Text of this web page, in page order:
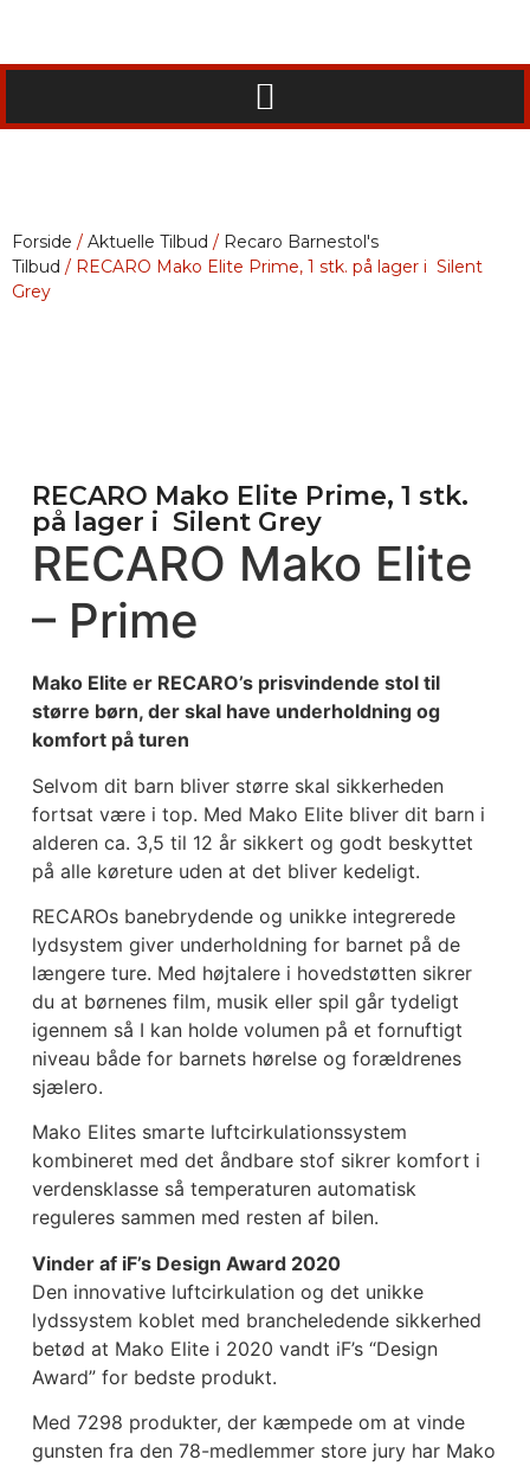
Forside / Aktuelle Tilbud / Recaro Barnestol's
Tilbud / RECARO Mako Elite Prime, 1 stk. på lager i Silent
Grey
RECARO Mako Elite Prime, 1 stk.
på lager i Silent Grey
RECARO Mako Elite
– Prime
Mako Elite er RECARO’s prisvindende stol til
større børn, der skal have underholdning og
komfort på turen
Selvom dit barn bliver større skal sikkerheden
fortsat være i top. Med Mako Elite bliver dit barn i
alderen ca. 3,5 til 12 år sikkert og godt beskyttet
på alle køreture uden at det bliver kedeligt.
RECAROs banebrydende og unikke integrerede
lydsystem giver underholdning for barnet på de
længere ture. Med højtalere i hovedstøtten sikrer
du at børnenes film, musik eller spil går tydeligt
igennem så I kan holde volumen på et fornuftigt
niveau både for barnets hørelse og forældrenes
sjælero.
Mako Elites smarte luftcirkulationssystem
kombineret med det åndbare stof sikrer komfort i
verdensklasse så temperaturen automatisk
reguleres sammen med resten af bilen.
Vinder af iF’s Design Award 2020
Den innovative luftcirkulation og det unikke
lydssystem koblet med brancheledende sikkerhed
betød at Mako Elite i 2020 vandt iF’s “Design
Award” for bedste produkt.
Med 7298 produkter, der kæmpede om at vinde
gunsten fra den 78-medlemmer store jury har Mako